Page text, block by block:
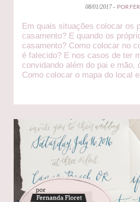
08/01/2017 - POR
Em quais situações colocar os
casamento? E quando os
casamento? Como colocar no
é falecido? E nos casos de ter
convidando além do pai e mão,
Como colocar o mapa do local